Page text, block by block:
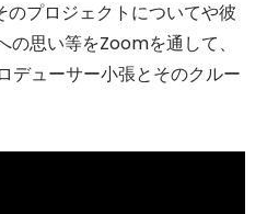
プロジェクトについてや彼
思い等をZoomを通して、
デューサー小張とそのクルー